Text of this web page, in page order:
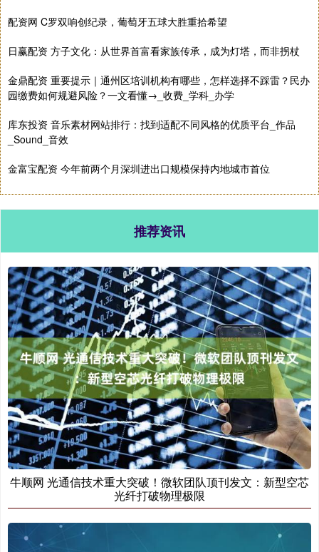
配资网 C罗双响创纪录，葡萄牙五球大胜重拾希望
日赢配资 方子文化：从世界首富看家族传承，成为灯塔，而非拐杖
金鼎配资 重要提示｜通州区培训机构有哪些，怎样选择不踩雷？民办
园缴费如何规避风险？一文看懂→_收费_学科_办学
库东投资 音乐素材网站排行：找到适配不同风格的优质平台_作品
_Sound_音效
金富宝配资 今年前两个月深圳进出口规模保持内地城市首位
推荐资讯
牛顺网 光通信技术重大突破！微软团队顶刊发文：新型空芯
光纤打破物理极限